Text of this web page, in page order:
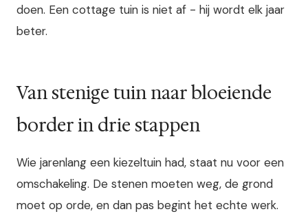
doen. Een cottage tuin is niet af - hij wordt elk jaar
beter.
Van stenige tuin naar bloeiende
border in drie stappen
Wie jarenlang een kiezeltuin had, staat nu voor een
omschakeling. De stenen moeten weg, de grond
moet op orde, en dan pas begint het echte werk.